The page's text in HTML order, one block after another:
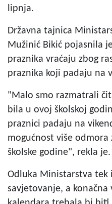
lipnja.
Državna tajnica
Mužinić Bikić pojasnila
praznika vraćaju zbog
praznika koji padaju na
"Malo smo razmatrali
bila u ovoj školskoj
praznici padaju na
mogućnost više odmora
školske godine", rekla je.
Odluka Ministarstva tek
savjetovanje, a konačna